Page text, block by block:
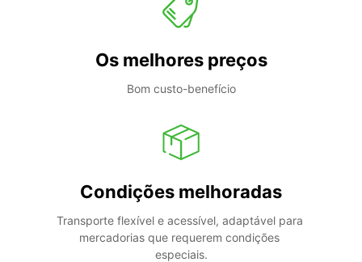
Os melhores preços
Bom custo-benefício
Condições melhoradas
Transporte flexível e acessível, adaptável para
mercadorias que requerem condições
especiais.